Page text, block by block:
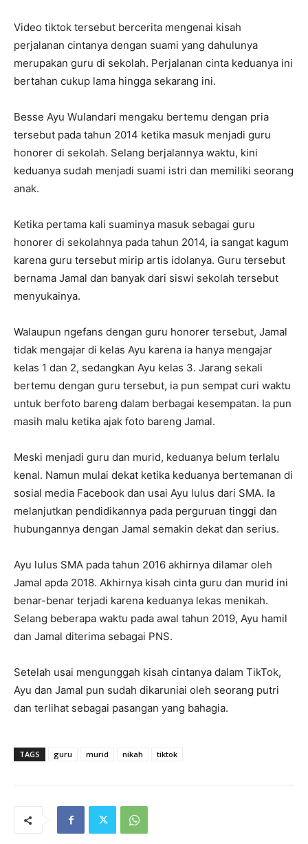
Video tiktok tersebut bercerita mengenai kisah
perjalanan cintanya dengan suami yang dahulunya
merupakan guru di sekolah. Perjalanan cinta keduanya ini
bertahan cukup lama hingga sekarang ini.
Besse Ayu Wulandari mengaku bertemu dengan pria
tersebut pada tahun 2014 ketika masuk menjadi guru
honorer di sekolah. Selang berjalannya waktu, kini
keduanya sudah menjadi suami istri dan memiliki seorang
anak.
Ketika pertama kali suaminya masuk sebagai guru
honorer di sekolahnya pada tahun 2014, ia sangat kagum
karena guru tersebut mirip artis idolanya. Guru tersebut
bernama Jamal dan banyak dari siswi sekolah tersebut
menyukainya.
Walaupun ngefans dengan guru honorer tersebut, Jamal
tidak mengajar di kelas Ayu karena ia hanya mengajar
kelas 1 dan 2, sedangkan Ayu kelas 3. Jarang sekali
bertemu dengan guru tersebut, ia pun sempat curi waktu
untuk berfoto bareng dalam berbagai kesempatan. Ia pun
masih malu ketika ajak foto bareng Jamal.
Meski menjadi guru dan murid, keduanya belum terlalu
kenal. Namun mulai dekat ketika keduanya bertemanan di
sosial media Facebook dan usai Ayu lulus dari SMA. Ia
melanjutkan pendidikannya pada perguruan tinggi dan
hubungannya dengan Jamal semakin dekat dan serius.
Ayu lulus SMA pada tahun 2016 akhirnya dilamar oleh
Jamal apda 2018. Akhirnya kisah cinta guru dan murid ini
benar-benar terjadi karena keduanya lekas menikah.
Selang beberapa waktu pada awal tahun 2019, Ayu hamil
dan Jamal diterima sebagai PNS.
Setelah usai mengunggah kisah cintanya dalam TikTok,
Ayu dan Jamal pun sudah dikaruniai oleh seorang putri
dan terlihat sebagai pasangan yang bahagia.
TAGS guru murid nikah tiktok